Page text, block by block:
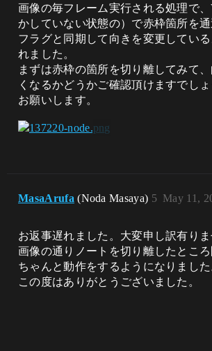
画像の毎フレーム実行される処理で
かしていない状態の）で赤枠箇所を通
フラグと同期して向きを変更してい
れました。
まずは赤枠の箇所を切り離してみて
くなるかどうかご確認頂けますでし
お願いします。
MasaArufa (Noda Masaya) May 11,
5
お返事遅れました。大変申し訳有りま
画像の通りノートを切り離したとこ
ちゃんと動作をするようになりました
この度はありがとうございました。